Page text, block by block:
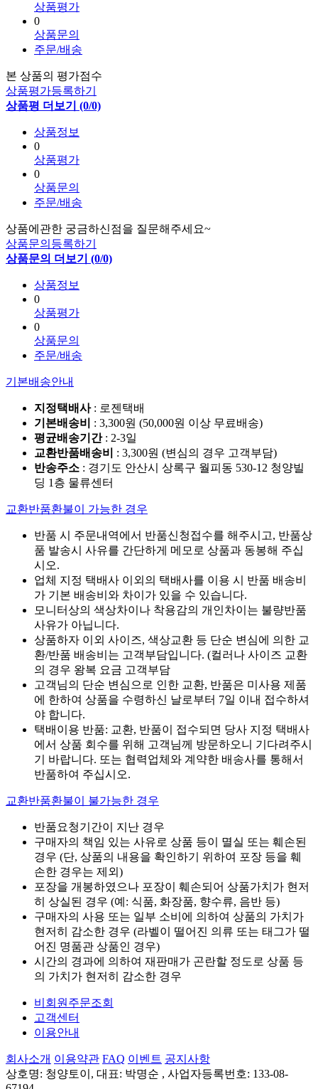
상품평가
0
상품문의
주문/배송
본 상품의 평가점수
상품평가등록하기
상품평 더보기 (0/0)
상품정보
0
상품평가
0
상품문의
주문/배송
상품에관한 궁금하신점을 질문해주세요~
상품문의등록하기
상품문의 더보기 (0/0)
상품정보
0
상품평가
0
상품문의
주문/배송
기본배송안내
지정택배사: 로젠택배
기본배송비
: 3,300원 (50,000원 이상 무료배송)
평균배송기간: 2-3일
교환반품배송비
: 3,300원 (변심의 경우 고객부담)
반송주소 : 경기도 안산시 상록구 월피동 530-12 청양빌
딩 1층 물류센터
교환반품환불이 가능한 경우
반품 시 주문내역에서 반품신청접수를 해주시고, 반품상
품 발송시 사유를 간단하게 메모로 상품과 동봉해 주십
시오.
업체 지정 택배사 이외의 택배사를 이용 시 반품 배송비
가 기본 배송비와 차이가 있을 수 있습니다.
모니터상의 색상차이나 착용감의 개인차이는 불량반품
사유가 아닙니다.
상품하자 이외 사이즈, 색상교환 등 단순 변심에 의한 교
환/반품 배송비는 고객부담입니다. (컬러나 사이즈 교환
의 경우 왕복 요금 고객부담
고객님의 단순 변심으로 인한 교환, 반품은 미사용 제품
에 한하여 상품을 수령하신 날로부터 7일 이내 접수하셔
야 합니다.
택배이용 반품: 교환, 반품이 접수되면 당사 지정 택배사
에서 상품 회수를 위해 고객님께 방문하오니 기다려주시
기 바랍니다. 또는 협력업체와 계약한 배송사를 통해서
반품하여 주십시오.
교환반품환불이 불가능한 경우
반품요청기간이 지난 경우
구매자의 책임 있는 사유로 상품 등이 멸실 또는 훼손된
경우 (단, 상품의 내용을 확인하기 위하여 포장 등을 훼
손한 경우는 제외)
포장을 개봉하였으나 포장이 훼손되어 상품가치가 현저
히 상실된 경우 (예: 식품, 화장품, 향수류, 음반 등)
구매자의 사용 또는 일부 소비에 의하여 상품의 가치가
현저히 감소한 경우 (라벨이 떨어진 의류 또는 태그가 떨
어진 명품관 상품인 경우)
시간의 경과에 의하여 재판매가 곤란할 정도로 상품 등
의 가치가 현저히 감소한 경우
비회원주문조회
고객센터
이용안내
회사소개 이용약관 FAQ 이벤트 공지사항
상호명: 청양토이, 대표: 박명순 , 사업자등록번호: 133-08-